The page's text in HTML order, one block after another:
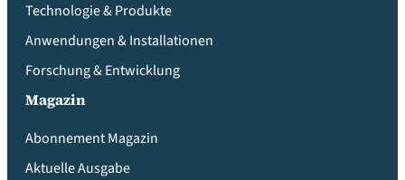
Technologie & Produkte
Anwendungen & Installationen
Forschung & Entwicklung
Magazin
Abonnement Magazin
Aktuelle Ausgabe